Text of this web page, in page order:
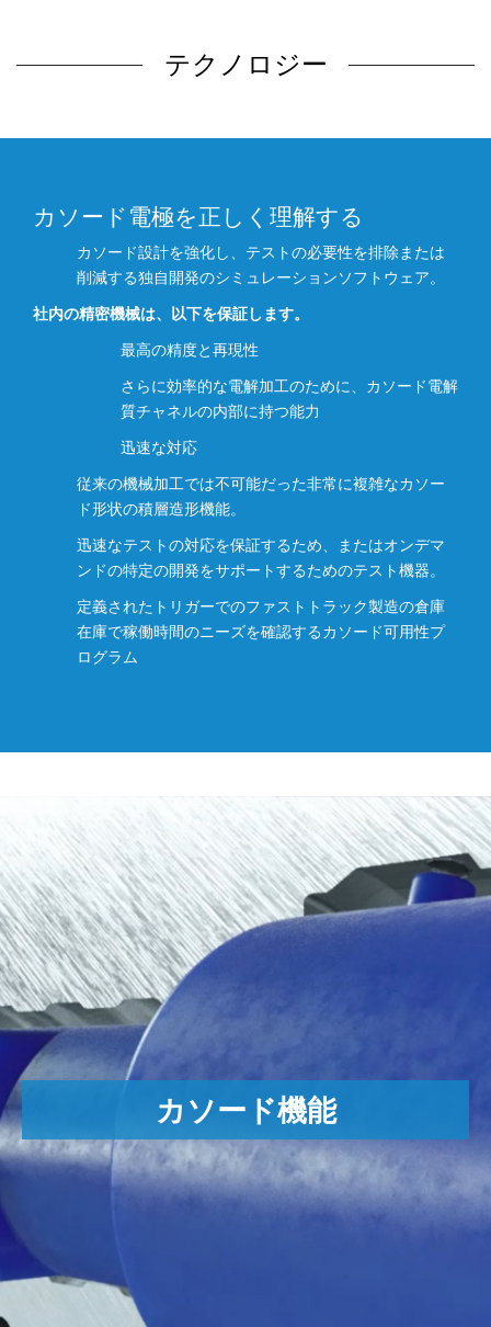
テクノロジー
カソード電極を正しく理解する
カソード設計を強化し、テストの必要性を排除または
削減する独自開発のシミュレーションソフトウェア。
社内の精密機械は、以下を保証します。
最高の精度と再現性
さらに効率的な電解加工のために、カソード電解
質チャネルの内部に持つ能力
迅速な対応
従来の機械加工では不可能だった非常に複雑なカソー
ド形状の積層造形機能。
迅速なテストの対応を保証するため、またはオンデマ
ンドの特定の開発をサポートするためのテスト機器。
定義されたトリガーでのファストトラック製造の倉庫
在庫で稼働時間のニーズを確認するカソード可用性プ
ログラム
カソード機能
カソード機能
従来のECMとダイナミックECM(Dynamic ECM)の両方に
対応する電解加工カソード。
バリ取り/R付け/研磨/面取り/形状作り
表面の改善と清浄度の達成。
単一のカソードで処理された複数のパーツ領域。
トライアルフェーズと比較して、時間と費用を節約す
最高の品質基準、管理ラボ、熟練したオペレーター。